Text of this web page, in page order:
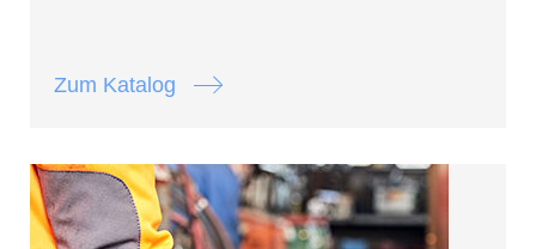
Zum Katalog